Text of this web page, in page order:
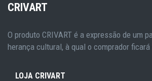
CRIVART
O produto CRIVART é a expressão de um
herança cultural, à qual o comprador
LOJA CRIVART